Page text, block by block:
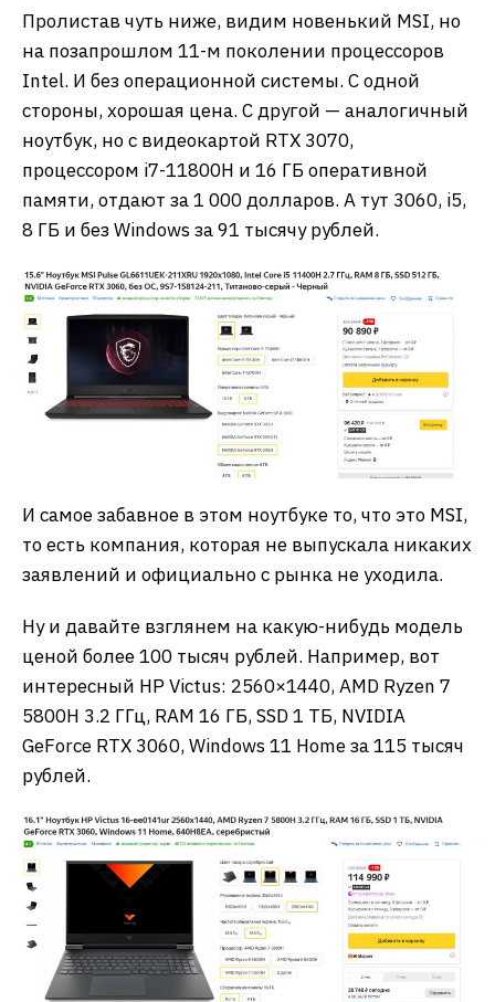
Пролистав чуть ниже, видим новенький MSI, но
на позапрошлом 11-м поколении процессоров
Intel. И без операционной системы. С одной
стороны, хорошая цена. С другой — аналогичный
ноутбук, но с видеокартой RTX 3070,
процессором i7-11800H и 16 ГБ оперативной
памяти, отдают за 1 000 долларов. А тут 3060, i5,
8 ГБ и без Windows за 91 тысячу рублей.
И самое забавное в этом ноутбуке то, что это MSI,
то есть компания, которая не выпускала никаких
заявлений и официально с рынка не уходила.
Ну и давайте взглянем на какую-нибудь модель
ценой более 100 тысяч рублей. Например, вот
интересный HP Victus: 2560×1440, AMD Ryzen 7
5800H 3.2 ГГц, RAM 16 ГБ, SSD 1 ТБ, NVIDIA
GeForce RTX 3060, Windows 11 Home за 115 тысяч
рублей.